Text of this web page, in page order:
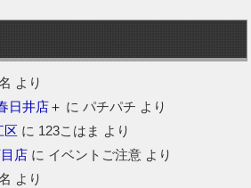
より
日井店＋ に パチパチ より
区 に 123こはま より
店に イベントご注意より
より